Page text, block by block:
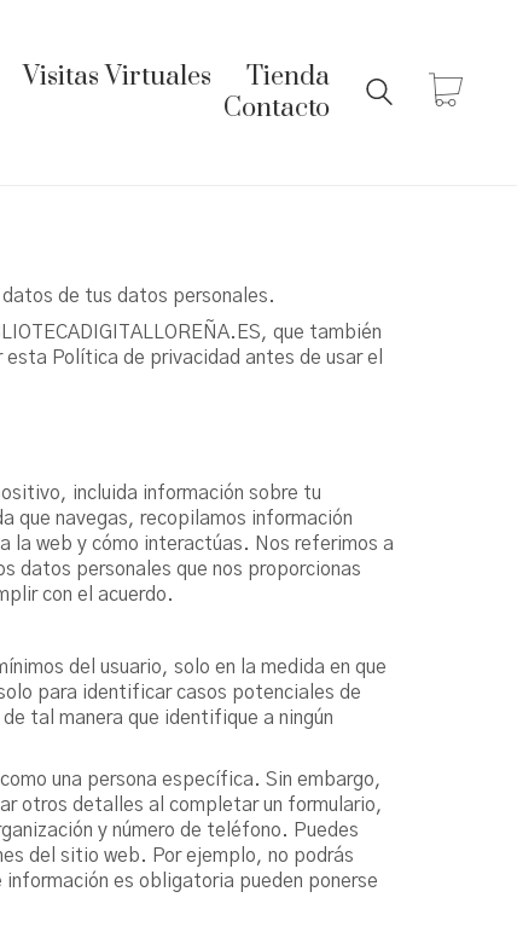
Visitas Virtuales
Tienda
Contacto
datos de tus datos personales.
que también
Política de privacidad antes de usar el
incluida información sobre tu
que navegas, recopilamos información
la web y cómo interactúas. Nos referimos a
datos personales que nos proporcionas
con el acuerdo.
del usuario, solo en la medida en que
para identificar casos potenciales de
tal manera que identifique a ningún
una persona específica. Sin embargo,
otros detalles al completar un formulario,
y número de teléfono. Puedes
del sitio web. Por ejemplo, no podrás
es obligatoria pueden ponerse